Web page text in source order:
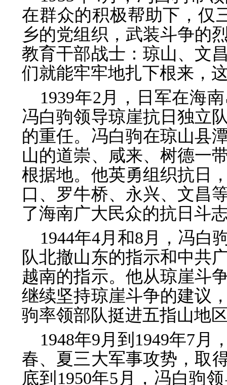
在群众的积极帮助下，仅
乡的党组织，武装斗争的
教育干部战士：琼山、文
们就能牢牢地扎下根来，
1939年2月，日军在海
冯白驹领导琼崖抗日独立
的重任。冯白驹在琼山县
山的道崇、咸来、树德一
根据地。他英勇组织抗日
口、罗牛桥、永兴、文昌
了海南广大民众的抗日斗
1944年4月和8月，冯白
队北撤山东的指示和中共
越南的指示。他从琼崖斗
继续坚持琼崖斗争的建议
驹率领部队挺进五指山地
1948年9月到1949年7
春、夏三大军事攻势，取
底到1950年5月，冯白驹